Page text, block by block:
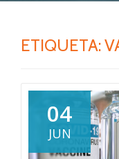
ETIQUETA:
04
JUN